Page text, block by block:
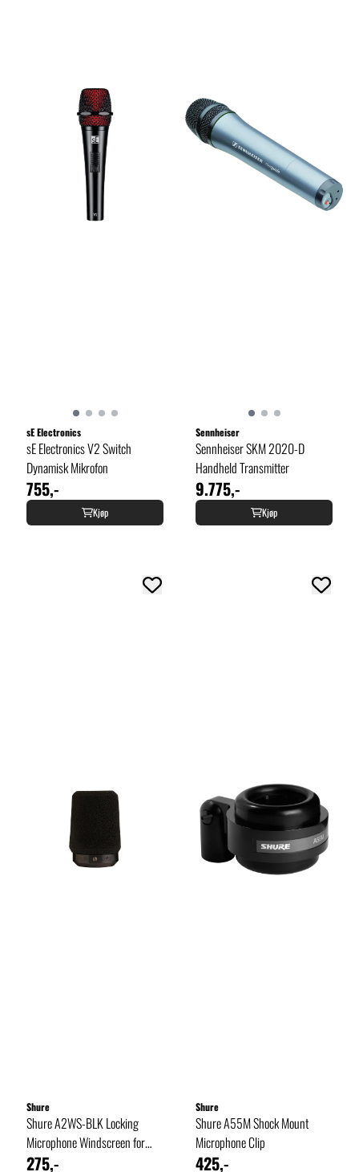
sE Electronics
sE Electronics V2 Switch
Dynamisk Mikrofon
755,-
Kjøp
Sennheiser
Sennheiser SKM 2020-D
Handheld Transmitter
9.775,-
Kjøp
Shure
Shure A2WS-BLK Locking
Microphone Windscreen for
SM57
275,-
Shure
Shure A55M Shock Mount
Microphone Clip
425,-